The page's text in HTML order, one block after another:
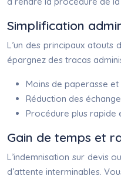
Simplification
L’un des principaux
épargnez des tracas
Moins de paperasse
Réduction des
Procédure plus rapide
Gain de temps et
L’indemnisation sur devis
d’attente interminables.